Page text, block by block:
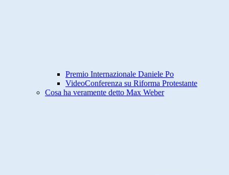
Premio Internazionale Daniele Po
VideoConferenza su Riforma Protestante
Cosa ha veramente detto Max Weber